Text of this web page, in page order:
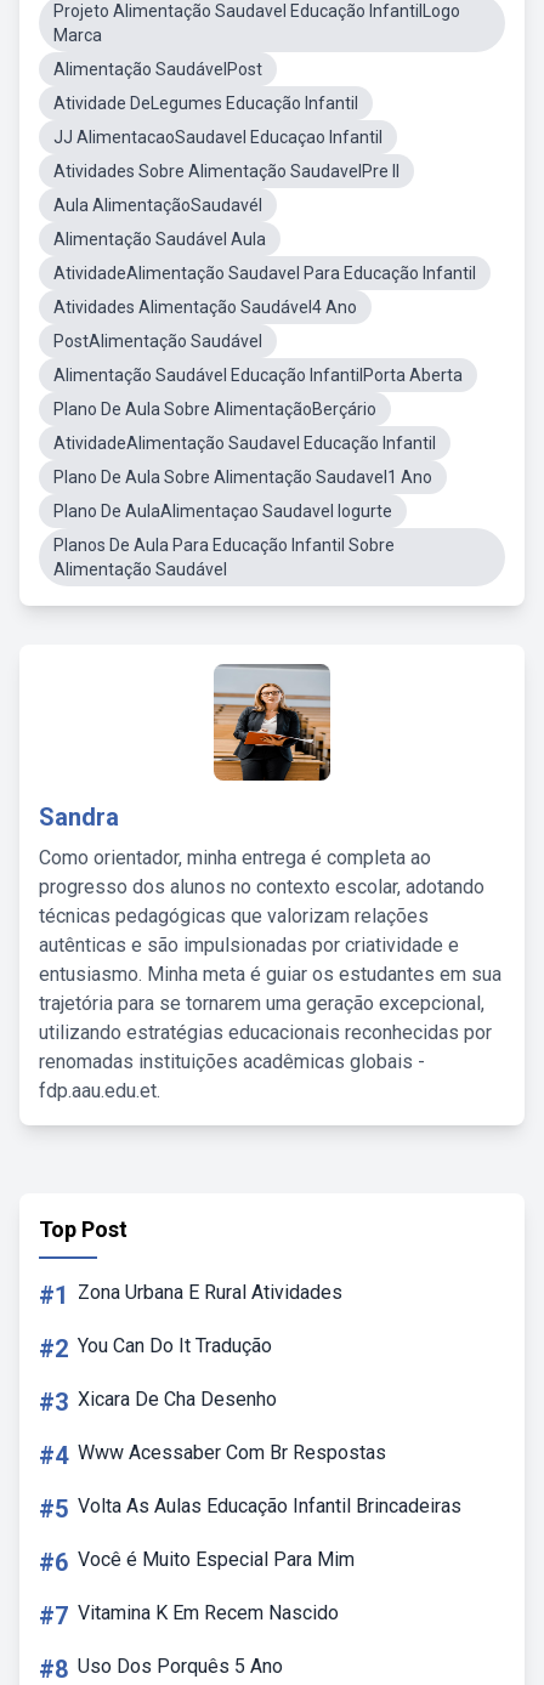
Projeto Alimentação Saudavel Educação InfantilLogo
Marca
Alimentação SaudávelPost
Atividade DeLegumes Educação Infantil
JJ AlimentacaoSaudavel Educaçao Infantil
Atividades Sobre Alimentação SaudavelPre II
Aula AlimentaçãoSaudavél
Alimentação Saudável Aula
AtividadeAlimentação Saudavel Para Educação Infantil
Atividades Alimentação Saudável4 Ano
PostAlimentação Saudável
Alimentação Saudável Educação InfantilPorta Aberta
Plano De Aula Sobre AlimentaçãoBerçário
AtividadeAlimentação Saudavel Educação Infantil
Plano De Aula Sobre Alimentação Saudavel1 Ano
Plano De AulaAlimentaçao Saudavel Iogurte
Planos De Aula Para Educação Infantil Sobre
Alimentação Saudável
Sandra
Como orientador, minha entrega é completa ao
progresso dos alunos no contexto escolar, adotando
técnicas pedagógicas que valorizam relações
autênticas e são impulsionadas por criatividade e
entusiasmo. Minha meta é guiar os estudantes em sua
trajetória para se tornarem uma geração excepcional,
utilizando estratégias educacionais reconhecidas por
renomadas instituições acadêmicas globais -
fdp.aau.edu.et.
Top Post
#1 Zona Urbana E Rural Atividades
#2 You Can Do It Tradução
#3 Xicara De Cha Desenho
#4 Www Acessaber Com Br Respostas
#5 Volta As Aulas Educação Infantil Brincadeiras
#6 Você é Muito Especial Para Mim
#7 Vitamina K Em Recem Nascido
#8 Uso Dos Porquês 5 Ano